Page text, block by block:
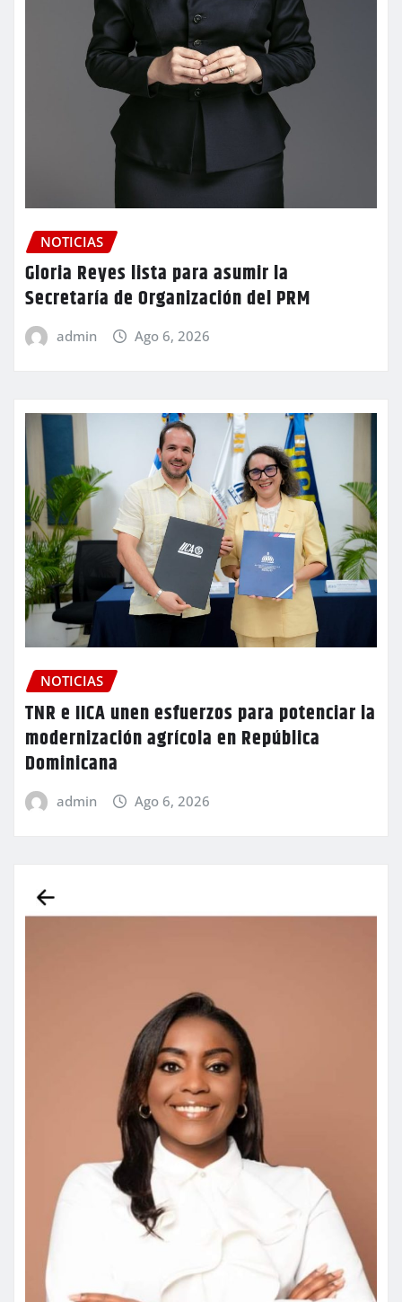
NOTICIAS
Gloria Reyes lista para asumir la
Secretaría de Organización del PRM
admin Ago 6, 2026
NOTICIAS
TNR e IICA unen esfuerzos para potenciar la
modernización agrícola en República
Dominicana
admin Ago 6, 2026